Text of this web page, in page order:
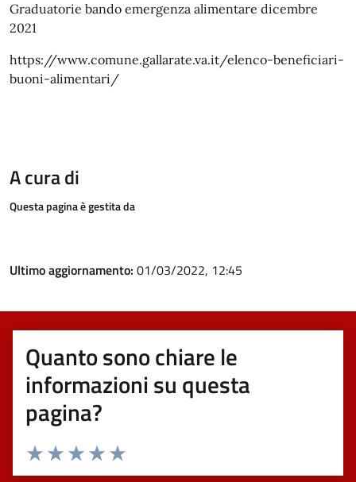
Graduatorie bando emergenza alimentare dicembre
2021
https://www.comune.gallarate.va.it/elenco-beneficiari-
buoni-alimentari/
A cura di
Questa pagina è gestita da
Ultimo aggiornamento: 01/03/2022, 12:45
Quanto sono chiare le
informazioni su questa
pagina?
Valuta 5 stelle su 5
Valuta 4 stelle su 5
Valuta 3 stelle su 5
Valuta 2 stelle su 5
Valuta 1 stelle su 5